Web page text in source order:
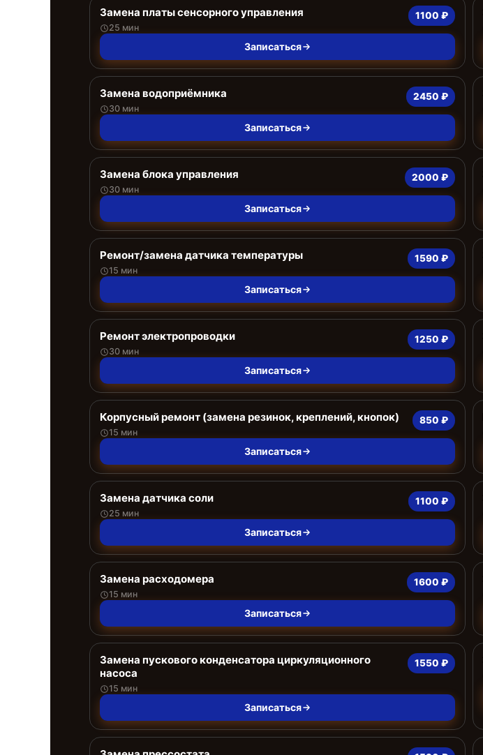
Замена платы сенсорного управления
25 мин
1100 ₽
Записаться
Замена водоприёмника
30 мин
2450 ₽
Записаться
Замена блока управления
30 мин
2000 ₽
Записаться
Ремонт/замена датчика температуры
15 мин
1590 ₽
Записаться
Ремонт электропроводки
30 мин
1250 ₽
Записаться
Корпусный ремонт (замена резинок, креплений, кнопок)
15 мин
850 ₽
Записаться
Замена датчика соли
25 мин
1100 ₽
Записаться
Замена расходомера
15 мин
1600 ₽
Записаться
Замена пускового конденсатора циркуляционного
насоса
15 мин
1550 ₽
Записаться